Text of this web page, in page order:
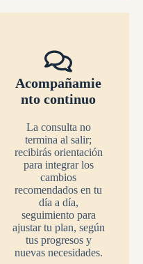
Acompañamie
nto continuo
La consulta no
termina al salir;
recibirás orientación
para integrar los
cambios
recomendados en tu
día a día,
seguimiento para
ajustar tu plan, según
tus progresos y
nuevas necesidades.